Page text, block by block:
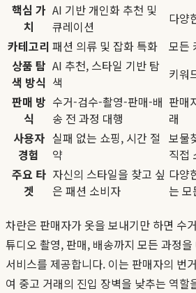
핵심 가
치
AI 기반 개인화 추천 및
큐레이션
다양
카테고리 패션 의류 및 잡화 특화
모든
상품 탐
색 방식
AI 추천, 스타일 기반 탐
색
키워
판매 방
식
수거-검수-촬영-판매-배
송 전 과정 대행
판매
래
사용자
경험
실패 없는 쇼핑, 시간 절
약
보물
직접
주요 타
겟
자신의 스타일을 찾고 싶
은 패션 소비자
다양
는 모
차란은 판매자가 옷을 보내기만 하면 수
튜디오 촬영, 판매, 배송까지 모든 과정
서비스를 제공합니다. 이는 판매자의 번
여 중고 거래의 진입 장벽을 낮추는 역할